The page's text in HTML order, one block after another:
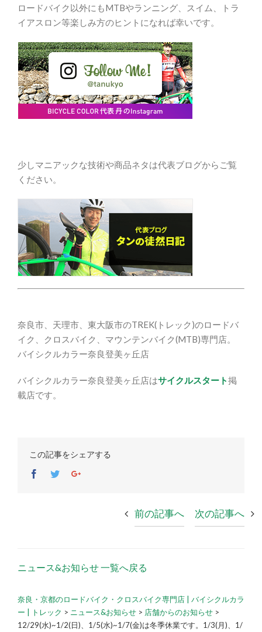
ロードバイク以外にもMTBやランニング、スイム、トラ
イアスロン等楽しみ方のヒントになれば幸いです。
少しマニアックな技術や商品ネタは代表ブログからご覧
ください。
奈良市、天理市、東大阪市のTREK(トレック)のロードバ
イク、クロスバイク、マウンテンバイク(MTB)専門店。
バイシクルカラー奈良登美ヶ丘店
バイシクルカラー奈良登美ヶ丘店はサイクルスタート掲
載店です。
この記事をシェアする
Facebook
TwitterGoogle+
前の記事へ 次の記事へ
ニュース&お知らせ 一覧へ戻る
奈良・京都のロードバイク・クロスバイク専門店 | バイシクルカラ
ー | トレック > ニュース&お知らせ > 店舗からのお知らせ >
12/29(水)~1/2(日)、1/5(水)~1/7(金)は冬季休業です。1/3(月)、1/